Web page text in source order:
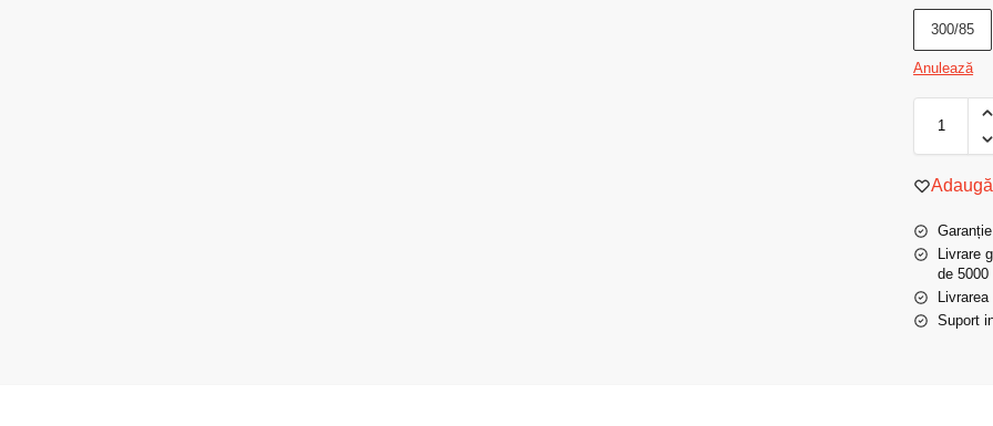
300/85
Anulează
Livrare
de 5000
Suport